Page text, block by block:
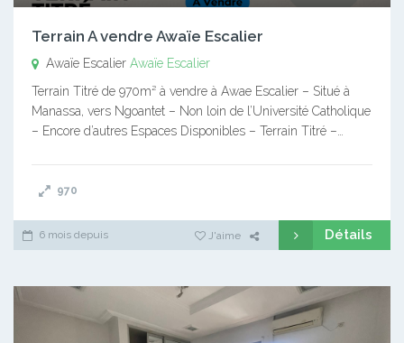
Terrain A vendre Awaïe Escalier
Awaïe Escalier Awaïe Escalier
Terrain Titré de 970m² à vendre à Awae Escalier – Situé à
Manassa, vers Ngoantet – Non loin de l’Université Catholique
– Encore d’autres Espaces Disponibles – Terrain Titré –…
970
6 mois depuis J'aime Détails